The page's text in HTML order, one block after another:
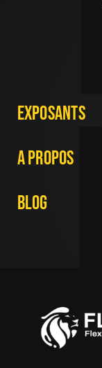
Exposants
A Propos
Blog